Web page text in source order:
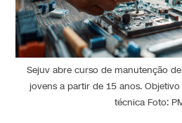
Sejuv abre curso de manutenção
jovens a partir de 15 anos.
técnica Foto: